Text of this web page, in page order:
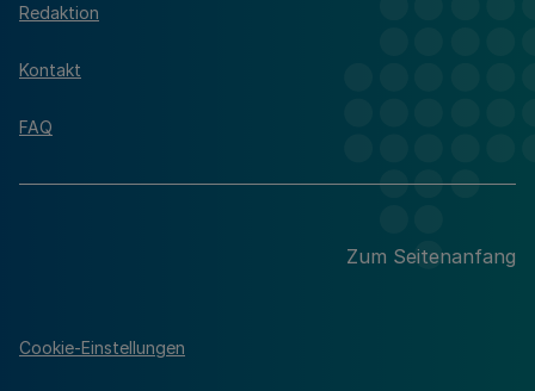
Redaktion
Kontakt
FAQ
Zum Seitenanfang
Cookie-Einstellungen